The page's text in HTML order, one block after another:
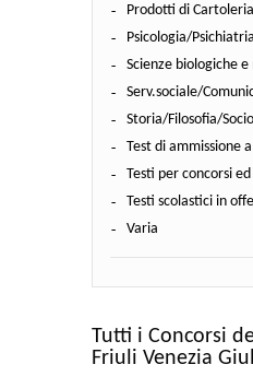
Prodotti di Cartoleria
Psicologia/Psichiatria
Scienze biologiche
Serv.sociale/
Storia/Filosofia/
Test di ammissione
Testi per concorsi
Testi scolastici in
Varia
Tutti i Concorsi
Friuli Venezia